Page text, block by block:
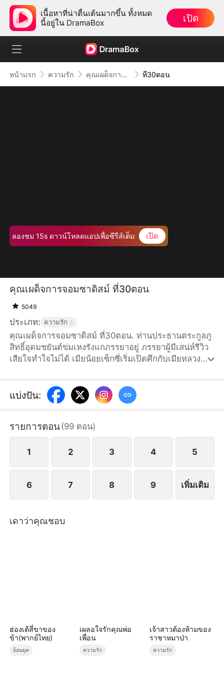
เนื้อหาที่น่าตื่นเต้นมากขึ้น ทั้งหมด
นี้อยู่ใน DramaBox
เปิด
หน้าแรก ความรัก คุณเผด็จการจอมซาดิสม์ ที่30ตอน
ลองชม 15s ดาวน์โหลดแอปเพื่อซีรีส์เต็ม เปิด
คุณเผด็จการจอมซาดิสม์ ที่30ตอน
5049
ประเภท: ความรัก
คุณเผด็จการจอมซาดิสม์ ที่30ตอน. ท่านประธานตระกูลภู
สิทธิ์อุดมชยันต์ข่มเหงรังแกภรรยาอยู่ ภรรยาผู้มีเสน่ห์รีวิว
เสียใจทำใจไม่ได้ เมียน้อยเซ็กซี่เริ่มเปิดศึกกับเมียหลวง
แบ่งปัน:
รายการตอน(99 ตอน)
1 2 3 4 5
6 7 8 9 เพิ่มเติม
เดาว่าคุณชอบ
ฮ่องเต้สี่ขาของ
ข้า(พากย์ไทย)
ย้อนยุค
เผลอใจรักคุณพ่อ
เพื่อน
ความรัก
เจ้าสาวต้องห้ามของ
ราชาหมาป่า
ความรัก